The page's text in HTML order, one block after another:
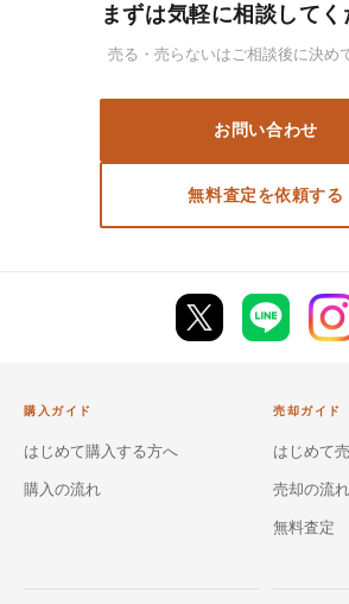
まずは気軽に相談してく
売る・売らないはご相談後に決め
お問い合わせ
無料査定を依頼する
購入ガイド
はじめて購入する方へ
購入の流れ
売却ガイド
はじめて
売却の流れ
無料査定